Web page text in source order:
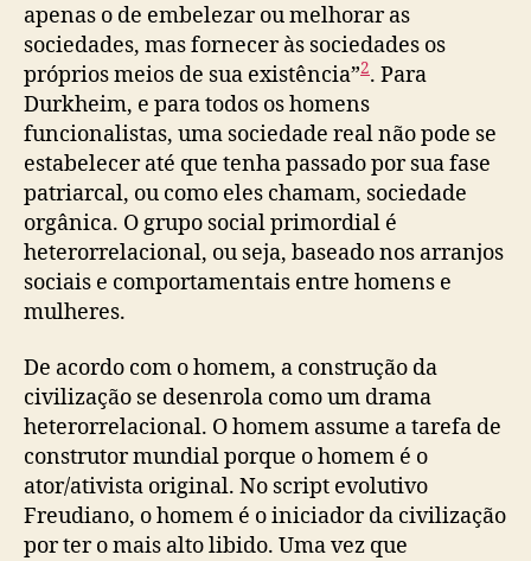
apenas o de embelezar ou melhorar as
sociedades, mas fornecer às sociedades os
próprios meios de sua existência”2. Para
Durkheim, e para todos os homens
funcionalistas, uma sociedade real não pode se
estabelecer até que tenha passado por sua fase
patriarcal, ou como eles chamam, sociedade
orgânica. O grupo social primordial é
heterorrelacional, ou seja, baseado nos arranjos
sociais e comportamentais entre homens e
mulheres.
De acordo com o homem, a construção da
civilização se desenrola como um drama
heterorrelacional. O homem assume a tarefa de
construtor mundial porque o homem é o
ator/ativista original. No script evolutivo
Freudiano, o homem é o iniciador da civilização
por ter o mais alto libido. Uma vez que